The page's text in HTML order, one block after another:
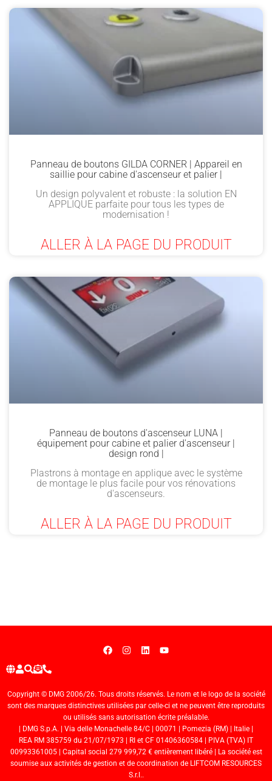
Panneau de boutons GILDA CORNER | Appareil en
saillie pour cabine d'ascenseur et palier |
Un design polyvalent et robuste : la solution EN
APPLIQUE parfaite pour tous les types de
modernisation !
ALLER À LA PAGE DU PRODUIT
Panneau de boutons d'ascenseur LUNA |
équipement pour cabine et palier d'ascenseur |
design rond |
Plastrons à montage en applique avec le système
de montage le plus facile pour vos rénovations
d'ascenseurs.
ALLER À LA PAGE DU PRODUIT
Copyright © DMG 2006/26. Tous droits réservés. Le nom et le logo de la société
sont des marques distinctives utilisées par celle-ci et ne peuvent être reproduits
ou utilisés sans autorisation écrite préalable.
| DMG S.p.A. | Via delle Monachelle 84/C | 00071 | Pomezia (RM) | Italie |
REA RM 385759 du 21/07/1973 | RI et CF 01406360584 | PIVA (TVA) IT
00993361005 | Capital social 279 999,72 € entièrement libéré | La société est
soumise aux activités de gestion et de coordination de LIFTCOM RESOURCES
S.r.l..